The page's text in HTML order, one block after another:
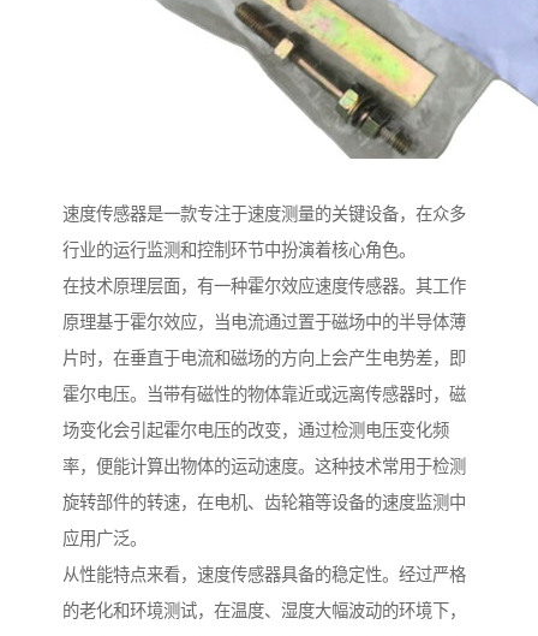
速度传感器是一款专注于速度测量的关键设备，在众多
行业的运行监测和控制环节中扮演着核心角色。
在技术原理层面，有一种霍尔效应速度传感器。其工作
原理基于霍尔效应，当电流通过置于磁场中的半导体薄
片时，在垂直于电流和磁场的方向上会产生电势差，即
霍尔电压。当带有磁性的物体靠近或远离传感器时，磁
场变化会引起霍尔电压的改变，通过检测电压变化频
率，便能计算出物体的运动速度。这种技术常用于检测
旋转部件的转速，在电机、齿轮箱等设备的速度监测中
应用广泛。
从性能特点来看，速度传感器具备的稳定性。经过严格
的老化和环境测试，在温度、湿度大幅波动的环境下，